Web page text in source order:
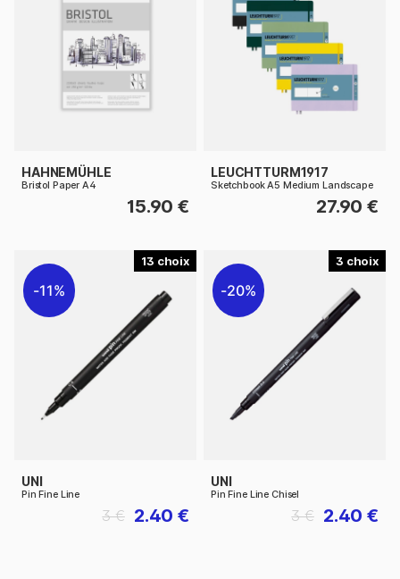
HAHNEMÜHLE
Bristol Paper A4
15.90 €
LEUCHTTURM1917
Sketchbook A5 Medium Landscape
27.90 €
13
11%
UNI
Pin Fine Line
2.40 €
3 €
3
20%
UNI
Pin Fine Line Chisel
2.40 €
3 €